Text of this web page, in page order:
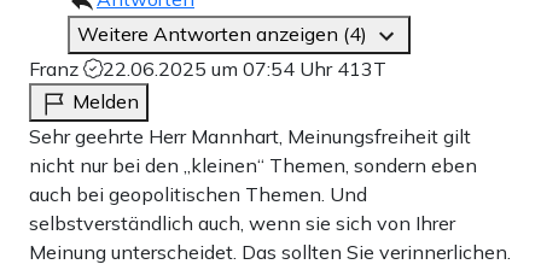
Weitere Antworten anzeigen (4)
Franz
22.06.2025 um 07:54 Uhr 413T
Melden
Sehr geehrte Herr Mannhart, Meinungsfreiheit gilt
nicht nur bei den „kleinen“ Themen, sondern eben
auch bei geopolitischen Themen. Und
selbstverständlich auch, wenn sie sich von Ihrer
Meinung unterscheidet. Das sollten Sie verinnerlichen.